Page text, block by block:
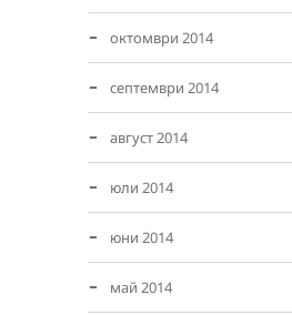
октомври 2014
септември 2014
август 2014
юли 2014
юни 2014
май 2014